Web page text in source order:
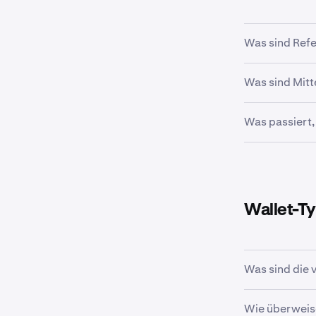
Was sind
Große
Aktualisiert:
Was sind
Mittelkurs
Was
Wallet-
Was sind die
Haupt-
Wie